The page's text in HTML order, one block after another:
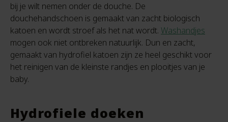
bij je wilt nemen onder de douche. De
douchehandschoen is gemaakt van zacht biologisch
katoen en wordt stroef als het nat wordt. Washandjes
mogen ook niet ontbreken natuurlijk. Dun en zacht,
gemaakt van hydrofiel katoen zijn ze heel geschikt voor
het reinigen van de kleinste randjes en plooitjes van je
baby.
Hydrofiele doeken